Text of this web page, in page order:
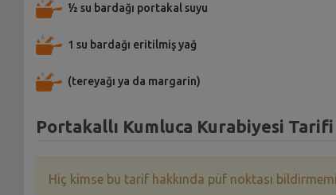
½ su bardağı portakal suyu
1 su bardağı eritilmiş yağ
(tereyağı ya da margarin)
Portakallı Kumluca Kurabiyesi
Hiç kimse bu tarif hakkında püf noktası